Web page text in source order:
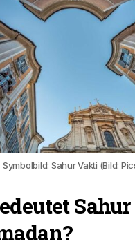
Symbolbild: Sahur Vakti (Bild: